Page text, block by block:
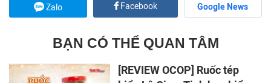
Zalo Facebook Google News
BẠN CÓ THỂ QUAN TÂM
[REVIEW OCOP] Ruốc tép